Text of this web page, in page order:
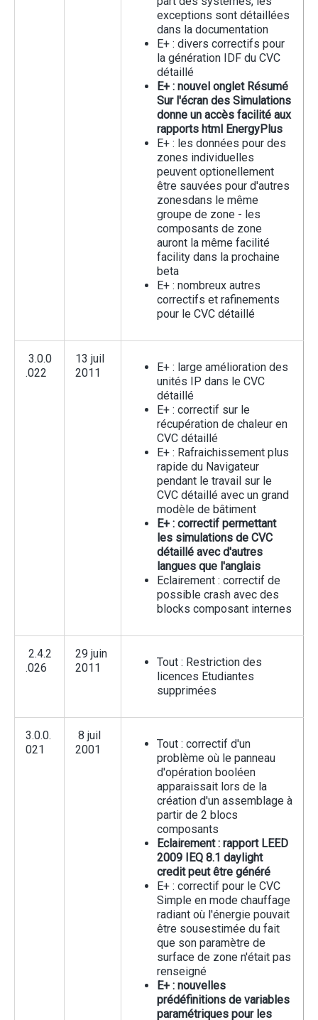
exceptions sont détaillées
dans la documentation
E+ : divers correctifs pour
la génération IDF du CVC
détaillé
E+ : nouvel onglet Résumé
Sur l'écran des Simulations
donne un accès facilité aux
rapports html EnergyPlus
E+ : les données pour des
zones individuelles
peuvent optionellement
être sauvées pour d'autres
zonesdans le même
groupe de zone - les
composants de zone
auront la même facilité
facility dans la prochaine
beta
E+ : nombreux autres
correctifs et rafinements
pour le CVC détaillé
3.0.0
.022
13 juil
2011
E+ : large amélioration des
unités IP dans le CVC
détaillé
E+ : correctif sur le
récupération de chaleur en
CVC détaillé
E+ : Rafraichissement plus
rapide du Navigateur
pendant le travail sur le
CVC détaillé avec un grand
modèle de bâtiment
E+ : correctif permettant
les simulations de CVC
détaillé avec d'autres
langues que l'anglais
Eclairement : correctif de
possible crash avec des
blocks composant internes
2.4.2
.026
29 juin
2011
Tout : Restriction des
licences Etudiantes
supprimées
3.0.0.
021
8 juil
2001
Tout : correctif d'un
problème où le panneau
d'opération booléen
apparaissait lors de la
création d'un assemblage à
partir de 2 blocs
composants
Eclairement : rapport LEED
2009 IEQ 8.1 daylight
credit peut être généré
E+ : correctif pour le CVC
Simple en mode chauffage
radiant où l'énergie pouvait
être sousestimée du fait
que son paramètre de
surface de zone n'était pas
renseigné
E+ : nouvelles
prédéfinitions de variables
paramétriques pour les